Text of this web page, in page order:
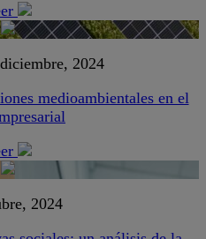
2024
medioambientales en el
2024